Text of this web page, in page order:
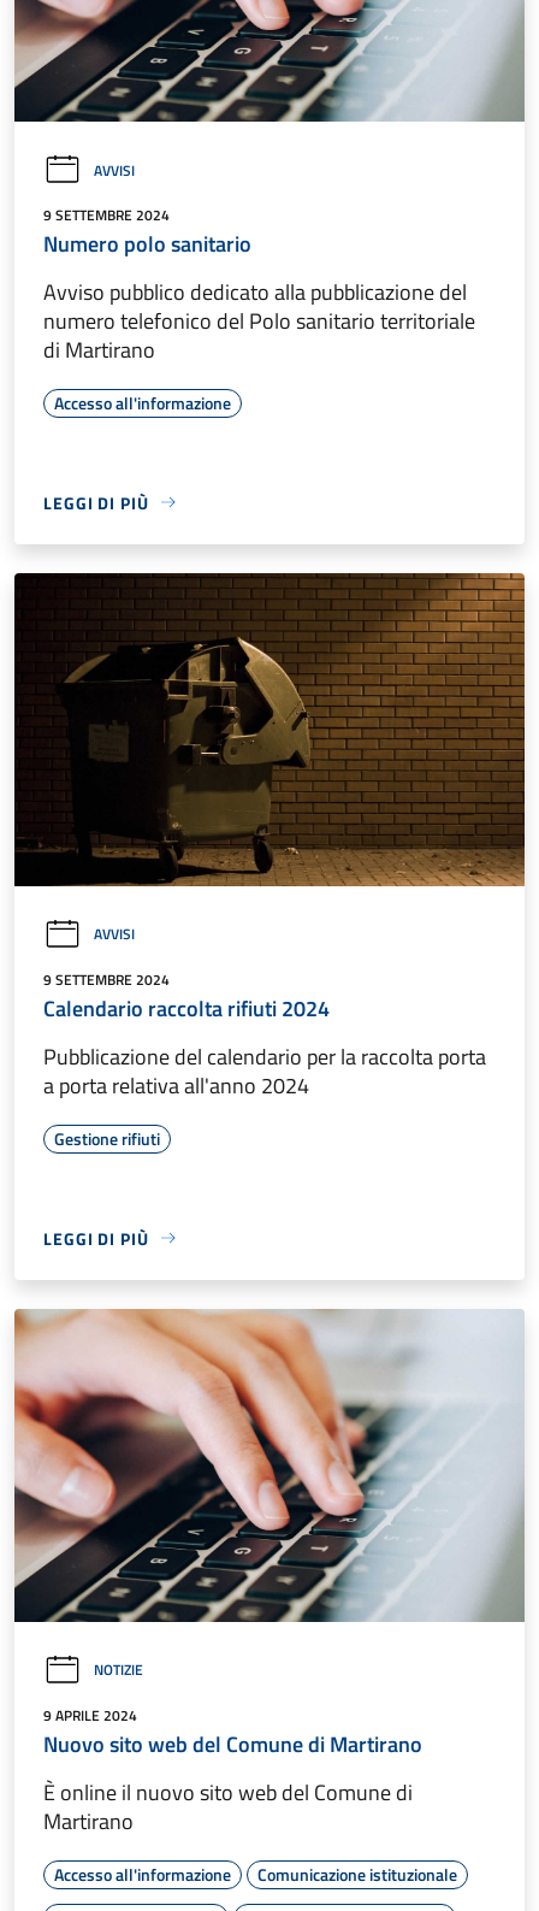
AVVISI
9 SETTEMBRE 2024
Numero polo sanitario
Avviso pubblico dedicato alla pubblicazione del
numero telefonico del Polo sanitario territoriale
di Martirano
Accesso all'informazione
LEGGI DI PIÙ
AVVISI
9 SETTEMBRE 2024
Calendario raccolta rifiuti 2024
Pubblicazione del calendario per la raccolta porta
a porta relativa all'anno 2024
Gestione rifiuti
LEGGI DI PIÙ
NOTIZIE
9 APRILE 2024
Nuovo sito web del Comune di Martirano
È online il nuovo sito web del Comune di
Martirano
Accesso all'informazione
Comunicazione istituzionale